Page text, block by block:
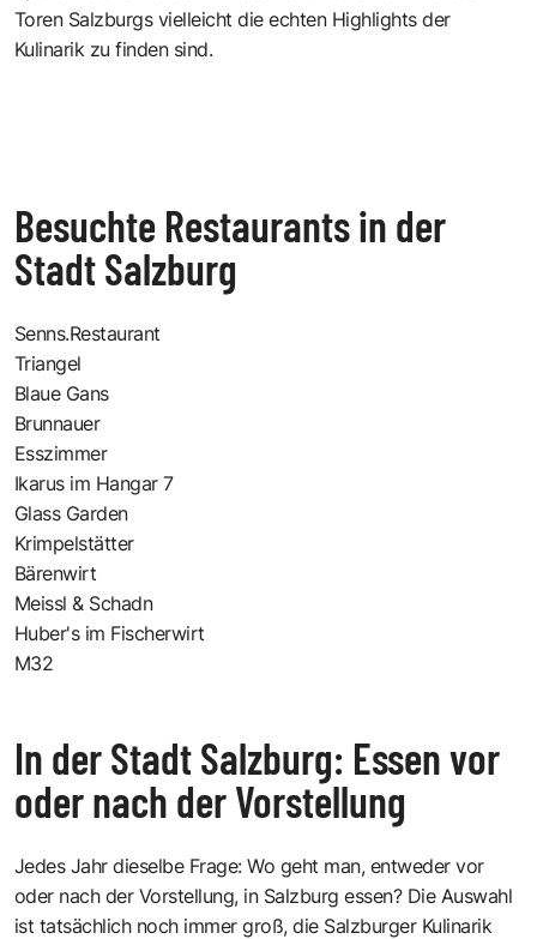
Toren Salzburgs vielleicht die echten Highlights der
Kulinarik zu finden sind.
Besuchte Restaurants in der
Stadt Salzburg
Senns.Restaurant
Triangel
Blaue Gans
Brunnauer
Esszimmer
Ikarus im Hangar 7
Glass Garden
Krimpelstätter
Bärenwirt
Meissl & Schadn
Huber's im Fischerwirt
M32
In der Stadt Salzburg: Essen vor
oder nach der Vorstellung
Jedes Jahr dieselbe Frage: Wo geht man, entweder vor
oder nach der Vorstellung, in Salzburg essen? Die Auswahl
ist tatsächlich noch immer groß, die Salzburger Kulinarik